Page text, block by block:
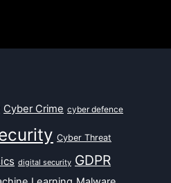
Cyber Crime cyber defence
Cyber Threat
digital security GDPR